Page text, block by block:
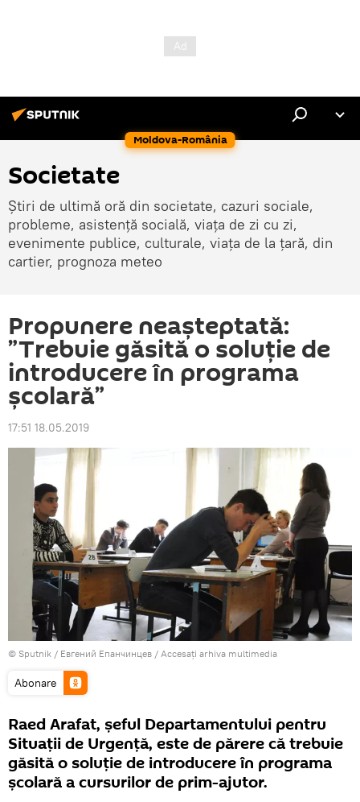
Moldova-România
Societate
Știri de ultimă oră din societate, cazuri sociale,
probleme, asistență socială, viața de zi cu zi,
evenimente publice, culturale, viața de la țară, din
cartier, prognoza meteo
Propunere neașteptată:
”Trebuie găsită o soluție de
introducere în programa
școlară”
17:51 18.05.2019
© Sputnik / Евгений Епанчинцев / Accesați arhiva multimedia
Abonare
Raed Arafat, șeful Departamentului pentru
Situații de Urgență, este de părere că trebuie
găsită o soluție de introducere în programa
școlară a cursurilor de prim-ajutor.